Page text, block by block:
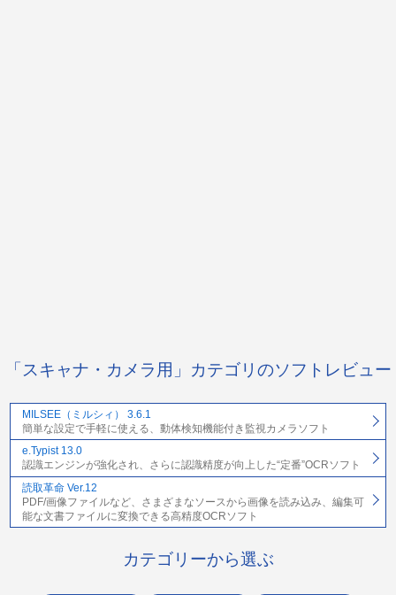
「スキャナ・カメラ用」カテゴリのソフトレビュー
MILSEE（ミルシィ） 3.6.1
簡単な設定で手軽に使える、動体検知機能付き監視カメラソフト
e.Typist 13.0
認識エンジンが強化され、さらに認識精度が向上した“定番”OCRソフト
読取革命 Ver.12
PDF/画像ファイルなど、さまざまなソースから画像を読み込み、編集可
能な文書ファイルに変換できる高精度OCRソフト
カテゴリーから選ぶ